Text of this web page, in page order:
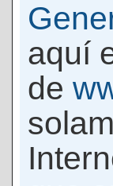
aquí
de